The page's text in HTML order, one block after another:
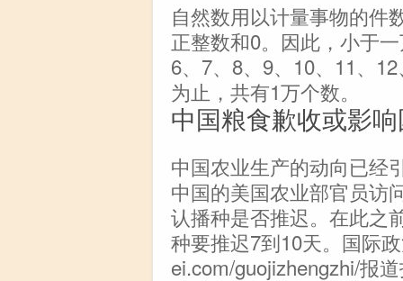
自然数用以计量事物的件
正整数和0。因此，小于
6、7、8、9、10、11、
为止，共有1万个数。
中国粮食歉收或影
中国农业生产的动向已经
中国的美国农业部官员访
认播种是否推迟。在此之
种要推迟7到10天。国际
ei.com/guojizhengzhi/报